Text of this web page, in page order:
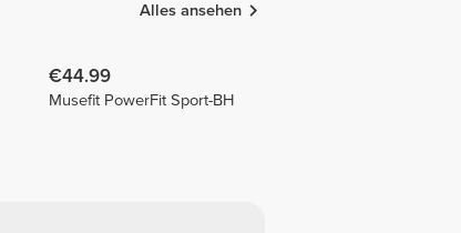
Alles ansehen
€44.99
Musefit PowerFit Sport-BH